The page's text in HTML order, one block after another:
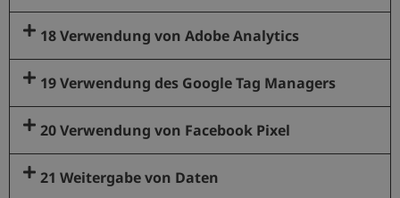
18 Verwendung von Adobe Analytics
19 Verwendung des Google Tag Managers
20 Verwendung von Facebook Pixel
21 Weitergabe von Daten